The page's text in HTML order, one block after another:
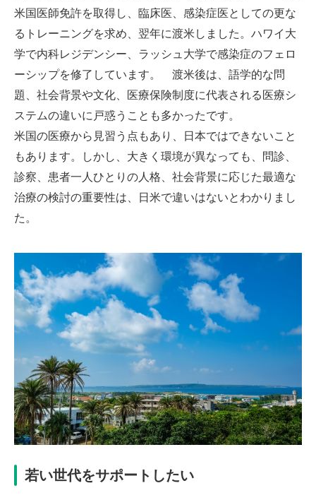
米国医師免許を取得し、臨床医、感染症医としての更な
るトレーニングを求め、翌年に渡米しました。ハワイ大
学で内科レジデンシー、ラッシュ大学で感染症のフェロ
ーシップを修了しています。 渡米後は、語学的な問
題、社会背景や文化、医療保険制度に代表される医療シ
ステムの違いに戸惑うことも多かったです。
米国の医療から見習う点もあり、日本ではできないこと
もあります。しかし、大きく環境が異なっても、問診、
診察、患者一人ひとりの人格、社会背景に応じた最適な
治療の検討の重要性は、日米で違いはないとわかりまし
た。
若い世代をサポートしたい